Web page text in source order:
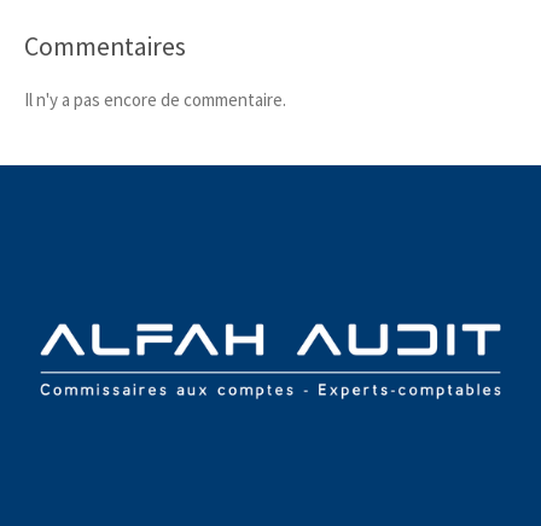
Commentaires
Il n'y a pas encore de commentaire.